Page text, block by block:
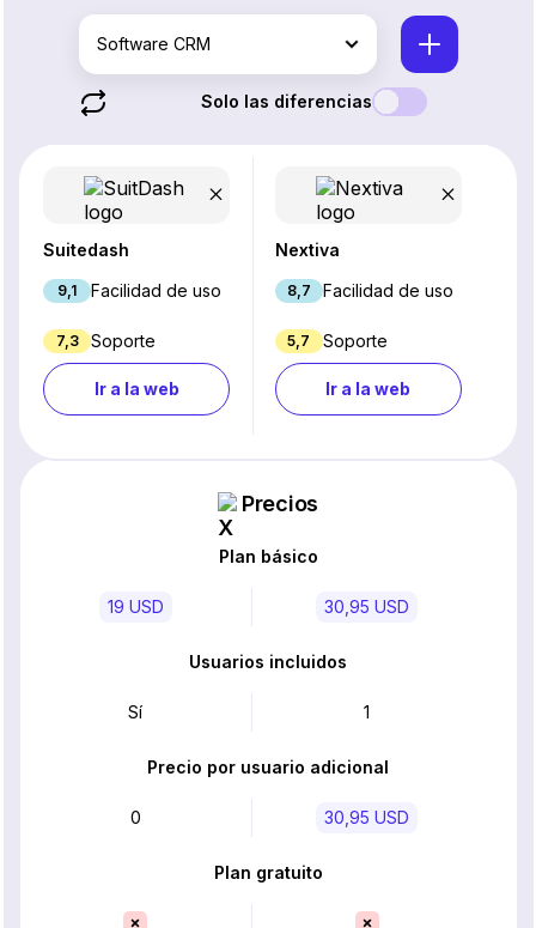
Software CRM
Solo las diferencias
Suitedash
9,1 Facilidad de uso
7,3 Soporte
Ir a la web
Nextiva
8,7 Facilidad de uso
5,7 Soporte
Ir a la web
Precios
Plan básico
19 USD 30,95 USD
Usuarios incluidos
Sí 1
Precio por usuario adicional
0 30,95 USD
Plan gratuito